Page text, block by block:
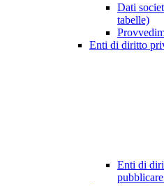
Dati
tabelle)
Enti di diritto
Enti di